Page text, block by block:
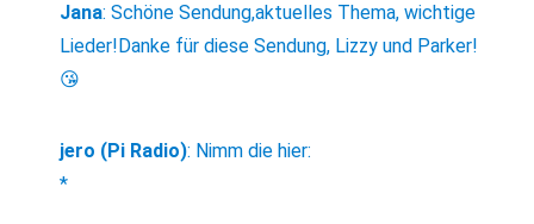
Jana:Schöne Sendung,aktuelles Thema, wichtige
Lieder!Danke für diese Sendung, Lizzy und Parker!
😘
jero (Pi Radio): Nimm die hier:
*